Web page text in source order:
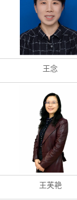
王念
王芙艳